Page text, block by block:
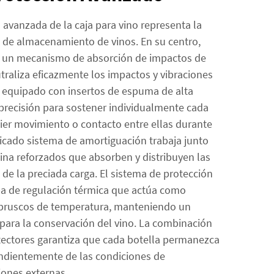
de la caja para vino representa la
almacenamiento de vinos. En su centro,
mecanismo de absorción de impactos de
eficazmente los impactos y vibraciones
con insertos de espuma de alta
para sostener individualmente cada
movimiento o contacto entre ellas durante
sistema de amortiguación trabaja junto
reforzados que absorben y distribuyen las
la preciada carga. El sistema de protección
de regulación térmica que actúa como
de temperatura, manteniendo un
la conservación del vino. La combinación
garantiza que cada botella permanezca
de las condiciones de